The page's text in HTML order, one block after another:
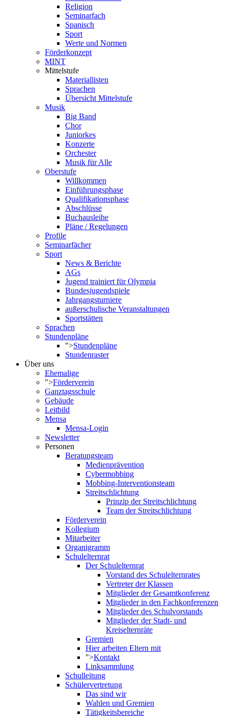
Religion
Seminarfach
Spanisch
Sport
Werte und Normen
Förderkonzept
MINT
Mittelstufe
Materiallisten
Sprachen
Übersicht Mittelstufe
Musik
Big Band
Chor
Juniorkes
Konzerte
Orchester
Musik für Alle
Oberstufe
Willkommen
Einführungsphase
Qualifikationsphase
Abschlüsse
Buchausleihe
Pläne / Regelungen
Profile
Seminarfächer
Sport
News & Berichte
AGs
Jugend trainiert für Olympia
Bundesjugendspiele
Jahrgangsturniere
außerschulische Veranstaltungen
Sportstätten
Sprachen
Stundenpläne
">Stundenpläne
Stundenraster
Über uns
Ehemalige
">Förderverein
Ganztagsschule
Gebäude
Leitbild
Mensa
Mensa-Login
Newsletter
Personen
Beratungsteam
Medienprävention
Cybermobbing
Mobbing-Interventionsteam
Streitschlichtung
Prinzip der Streitschlichtung
Team der Streitschlichtung
Förderverein
Kollegium
Mitarbeiter
Organigramm
Schulelternrat
Der Schulelternrat
Vorstand des Schulelternrates
Vertreter der Klassen
Mitglieder der Gesamtkonferenz
Mitglieder in den Fachkonferenzen
Mitglieder des Schulvorstands
Mitglieder der Stadt- und
Kreiselternräte
Gremien
Hier arbeiten Eltern mit
">Kontakt
Linksammlung
Schulleitung
Schülervertretung
Das sind wir
Wahlen und Gremien
Tätigkeitsbereiche